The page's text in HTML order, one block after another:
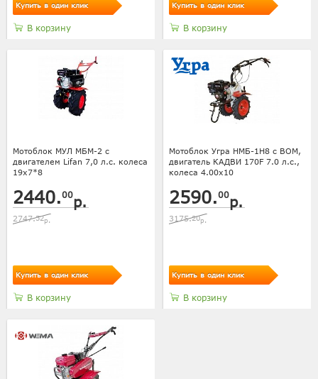
Купить в один клик
В корзину
Купить в один клик
В корзину
Мотоблок МУЛ МБМ-2 с
двигателем Lifan 7,0 л.с. колеса
19х7*8
2440.00р.
2747.52р.
Купить в один клик
В корзину
Мотоблок Угра НМБ-1Н8 с ВОМ,
двигатель КАДВИ 170F 7.0 л.с.,
колеса 4.00х10
2590.00р.
3175.20р.
Купить в один клик
В корзину